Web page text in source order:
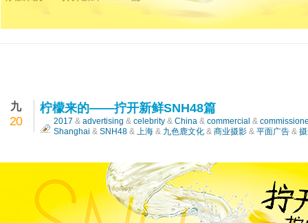
九
20
柠檬来的——拧开新鲜SNH48篇
2017 & advertising & celebrity & China & commercial &
Shanghai & SNH48 & 上海 & 九色鹿文化 & 商业摄影 & 平面广告 &